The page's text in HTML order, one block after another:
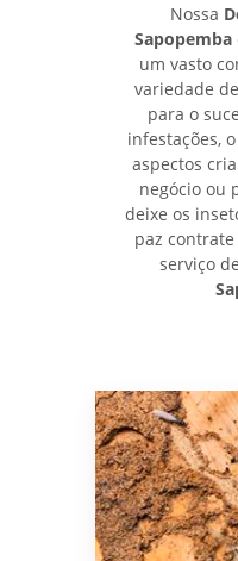
Nossa
Sapopemba
um vasto
variedade
para o
infestações,
aspectos
negócio ou
deixe os
paz
serviço de